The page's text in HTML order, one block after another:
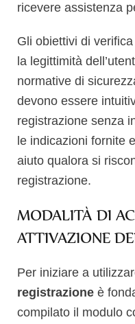
ricevere assistenza
Gli obiettivi di
la legittimità
normative di
devono essere
registrazione senza
le indicazioni fornite
aiuto qualora si
registrazione.
MODALITÀ DI
ATTIVAZIONE
Per iniziare a
registrazione è
compilato il modulo